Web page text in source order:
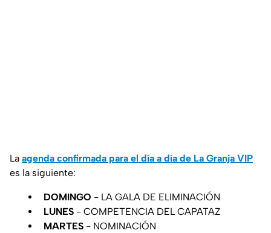
La agenda confirmada para el día a día de La Granja VIP
es la siguiente:
DOMINGO - LA GALA DE ELIMINACIÓN
LUNES - COMPETENCIA DEL CAPATAZ
MARTES - NOMINACIÓN